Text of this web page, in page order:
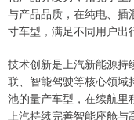
与产品品质，在纯电、插
寸车型，满足不同用户出
技术创新是上汽新能源持
联、智能驾驶等核心领域
池的量产车型，在续航里
上汽持续完善智能座舱